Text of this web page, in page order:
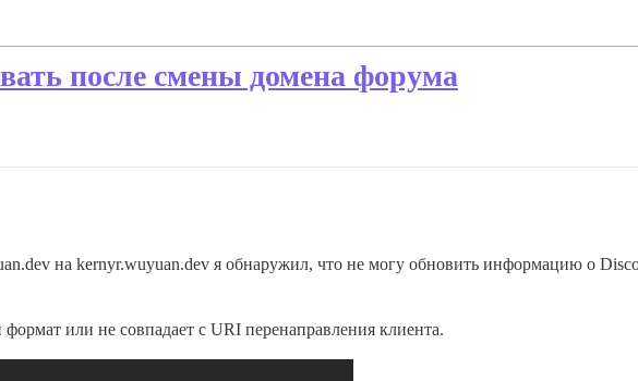
после смены домена форума
на kernyr.wuyuan.dev я обнаружил, что не могу обновить информацию о
или не совпадает с URI перенаправления клиента.